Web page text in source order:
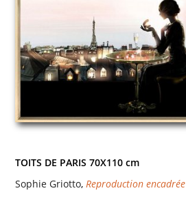
TOITS DE PARIS 70X110 cm
Sophie Griotto, Reproduction encadrée